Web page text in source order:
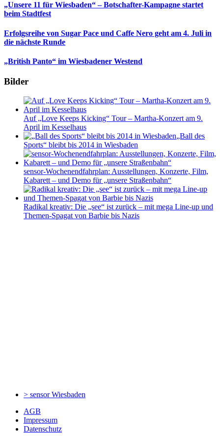
„Unsere 11 für Wiesbaden“ – Botschafter-Kampagne startet
beim Stadtfest
Erfolgsreihe von Sugar Pace und Caffe Nero geht am 4. Juli in
die nächste Runde
„British Panto“ im Wiesbadener Westend
Bilder
Auf „Love Keeps Kicking“ Tour – Martha-Konzert am 9.
April im Kesselhaus
„Ball des
Sports“ bleibt bis 2014 in Wiesbaden
sensor-Wochenendfahrplan: Ausstellungen, Konzerte, Film,
Kabarett – und Demo für „unsere Straßenbahn“
Radikal kreativ: Die „see“ ist zurück – mit mega Line-up und
Themen-Spagat von Barbie bis Nazis
> sensorWiesbaden
AGB
Impressum
Datenschutz